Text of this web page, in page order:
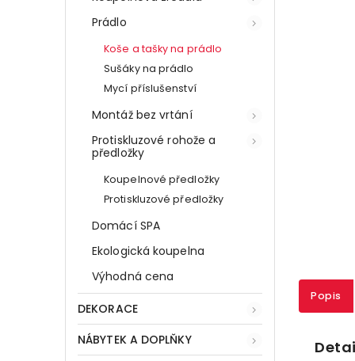
Prádlo
Koše a tašky na prádlo
Sušáky na prádlo
Mycí příslušenství
Montáž bez vrtání
Protiskluzové rohože a
předložky
Koupelnové předložky
Protiskluzové předložky
Domácí SPA
Ekologická koupelna
Výhodná cena
DEKORACE
NÁBYTEK A DOPLŇKY
Popis